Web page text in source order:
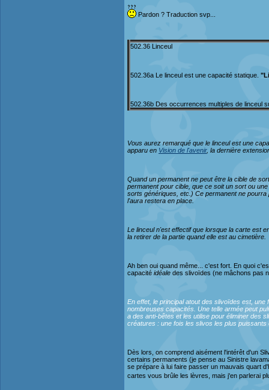
Pardon ? Traduction svp...
502.36 Linceul
502.36a Le linceul est une capacité statique.
502.36b Des occurrences multiples de linceul
Vous aurez remarqué que le linceul est une
apparu en Vision de l'avenir, la dernière
Quand un permanent ne peut être la cible de
permanent pour cible, que ce soit un sort ou
sorts génériques, etc.) Ce permanent ne
l'aura restera en place.
Le linceul n'est effectif que lorsque la carte est
la retirer de la partie quand elle est au cimetière.
Ah ben oui quand même... c'est fort. En quoi
capacité idéale des slivoïdes (ne mâchons pas
En effet, le principal atout des slivoïdes est,
nombreuses capacités. Une telle armée peut
a des anti-bêtes et les utilise pour éliminer des
créatures : une fois les slivos les plus
Dès lors, on comprend aisément l'intérêt d'un
certains permanents (je pense au Sinistre
se prépare à lui faire passer un mauvais quart
cartes vous brûle les lèvres, mais j'en parlerai